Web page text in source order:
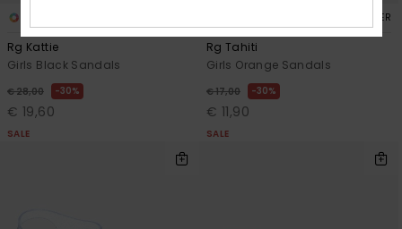
Rg Kattie
Girls Black Sandals
€ 28,00 30%
€ 19,60
SALE
RECYCLED FIBER
Rg Tahiti
Girls Orange Sandals
€ 17,00 30%
€ 11,90
SALE